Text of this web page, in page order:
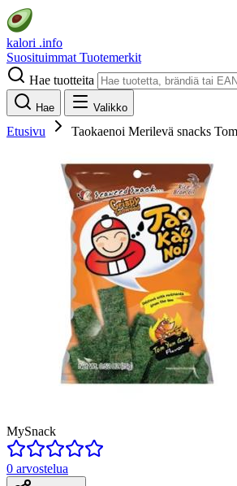
kalori .info
Suosituimmat Tuotemerkit
Hae tuotteita
Hae Valikko
Etusivu Taokaenoi Merilevä snacks
MySnack
0 arvostelua